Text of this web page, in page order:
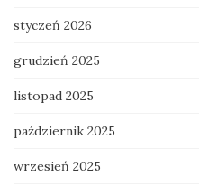
styczeń 2026
grudzień 2025
listopad 2025
październik 2025
wrzesień 2025